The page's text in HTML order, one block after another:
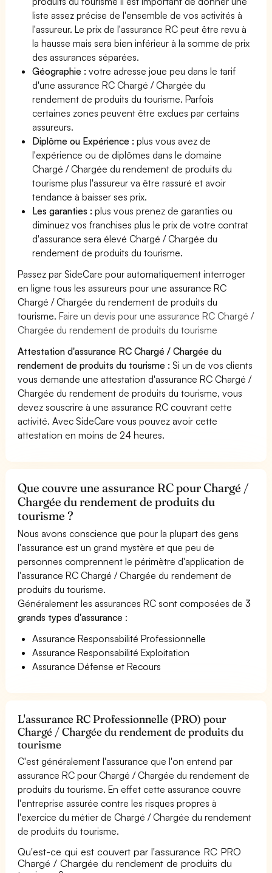
liste assez précise de l'ensemble de vos activités à
l'assureur. Le prix de l'assurance RC peut être revu à
la hausse mais sera bien inférieur à la somme de prix
des assurances séparées.
Géographie :votre adresse joue peu dans le tarif
d'une assurance RC Chargé / Chargée du
rendement de produits du tourisme. Parfois
certaines zones peuvent être exclues par certains
assureurs.
Diplôme ou Expérience :plus vous avez de
l'expérience ou de diplômes dans le domaine
Chargé / Chargée du rendement de produits du
tourisme plus l'assureur va être rassuré et avoir
tendance à baisser ses prix.
Les garanties :plus vous prenez de garanties ou
diminuez vos franchises plus le prix de votre contrat
d'assurance sera élevé Chargé / Chargée du
rendement de produits du tourisme.
Passez par SideCare pour automatiquement interroger
en ligne tous les assureurs pour une assurance RC
Chargé / Chargée du rendement de produits du
tourisme.Faire un devis pour une assurance RC Chargé /
Chargée du rendement de produits du tourisme
Attestation d'assurance RC Chargé / Chargée du
rendement de produits du tourisme : Si un de vos clients
vous demande une attestation d'assurance RC Chargé /
Chargée du rendement de produits du tourisme, vous
devez souscrire à une assurance RC couvrant cette
activité. Avec SideCare vous pouvez avoir cette
attestation en moins de 24 heures.
Que couvre une assurance RC pour Chargé /
Chargée du rendement de produits du
tourisme ?
Nous avons conscience que pour la plupart des gens
l'assurance est un grand mystère et que peu de
personnes comprennent le périmètre d'application de
l'assurance RC Chargé / Chargée du rendement de
produits du tourisme.
Généralement les assurances RC sont composées de3
grands types d'assurance :
Assurance Responsabilité Professionnelle
Assurance Responsabilité Exploitation
Assurance Défense et Recours
L'assurance RC Professionnelle (PRO) pour
Chargé / Chargée du rendement de produits du
tourisme
C'est généralement l'assurance que l'on entend par
assurance RC pour Chargé / Chargée du rendement de
produits du tourisme. En effet cette assurance couvre
l'entreprise assurée contre les risques propres à
l'exercice du métier de Chargé / Chargée du rendement
de produits du tourisme.
Qu'est-ce qui est couvert par l'assurance RC PRO
Chargé / Chargée du rendement de produits du